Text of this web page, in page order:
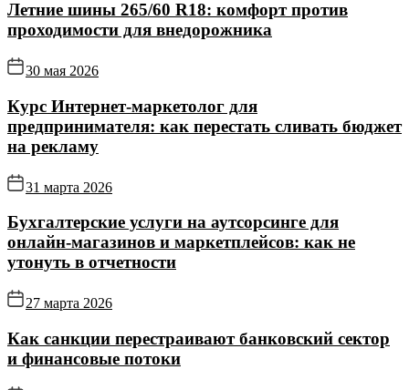
Летние шины 265/60 R18: комфорт против
проходимости для внедорожника
30 мая 2026
Курс Интернет‑маркетолог для
предпринимателя: как перестать сливать бюджет
на рекламу
31 марта 2026
Бухгалтерские услуги на аутсорсинге для
онлайн‑магазинов и маркетплейсов: как не
утонуть в отчетности
27 марта 2026
Как санкции перестраивают банковский сектор
и финансовые потоки